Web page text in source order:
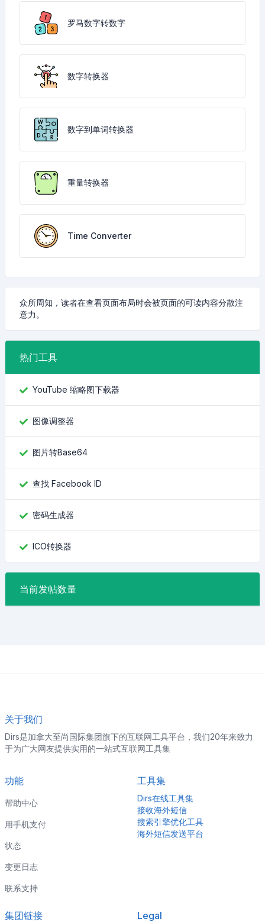
罗马数字转数字
数字转换器
数字到单词转换器
重量转换器
Time Converter
众所周知，读者在查看页面布局时会被页面的可读内容分散注
意力。
热门工具
YouTube 缩略图下载器
图像调整器
图片转Base64
查找 Facebook ID
密码生成器
ICO转换器
当前发帖数量
关于我们
Dirs是加拿大至尚国际集团旗下的互联网工具平台，我们20年来致力
于为广大网友提供实用的一站式互联网工具集
功能
帮助中心
用手机支付
状态
变更日志
联系支持
工具集
Dirs在线工具集
接收海外短信
搜索引擎优化工具
海外短信发送平台
集团链接 Legal